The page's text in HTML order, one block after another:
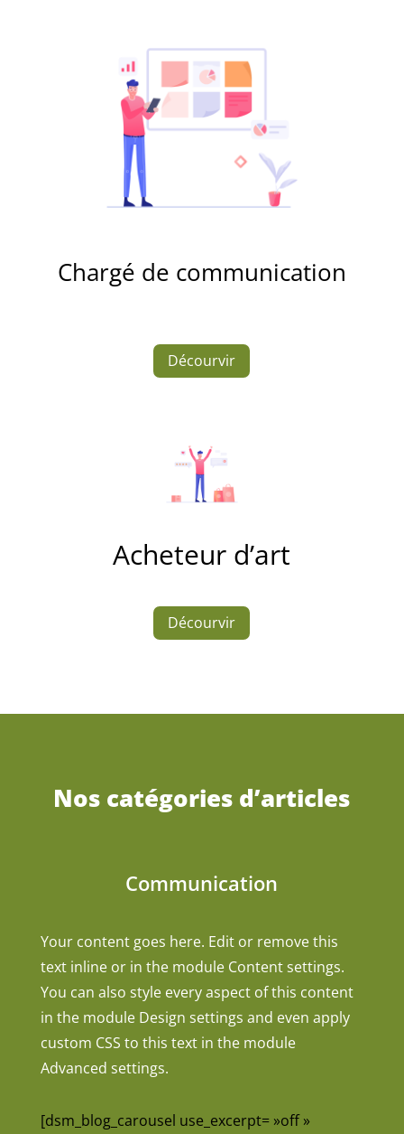
Chargé de communication
Décourvir
Acheteur d’art
Décourvir
Nos catégories d’articles
Communication
Your content goes here. Edit or remove this
text inline or in the module Content settings.
You can also style every aspect of this content
in the module Design settings and even apply
custom CSS to this text in the module
Advanced settings.
[dsm_blog_carousel use_excerpt= »off »